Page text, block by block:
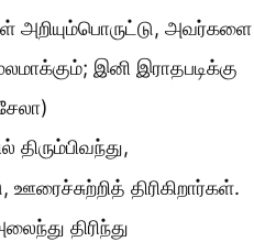
அறியும்பொருட்டு, அவர்களை
இனி இராதபடிக்கு
திரிகிறார்கள்.
திரிந்து